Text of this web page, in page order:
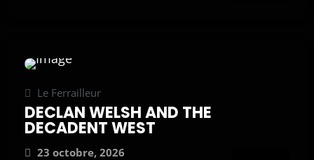
Le Ferrailleur
DECLAN WELSH AND THE
DECADENT WEST
23 octobre, 2026